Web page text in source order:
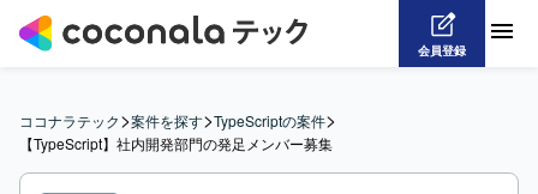
会員登録
ココナラテック>案件を探す>TypeScriptの案件>
【TypeScript】社内開発部門の発足メンバー募集